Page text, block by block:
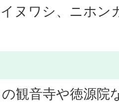
ヌワシ、ニホン
観音寺や徳源院